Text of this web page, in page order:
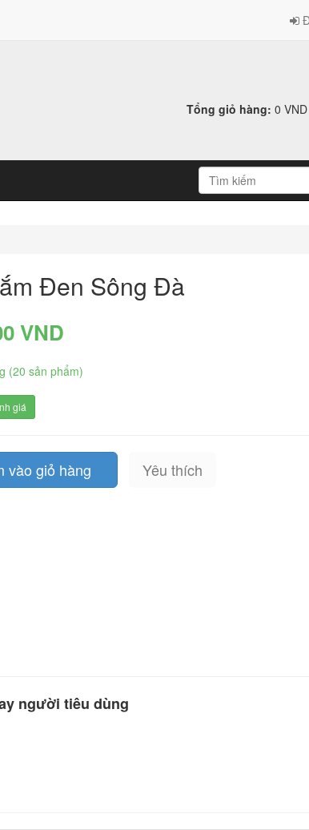
Tổng giỏ hàng: 0 VND
Đen Sông Đà
VND
(20 sản phẩm)
giá
vào giỏ hàng Yêu thích
người tiêu dùng